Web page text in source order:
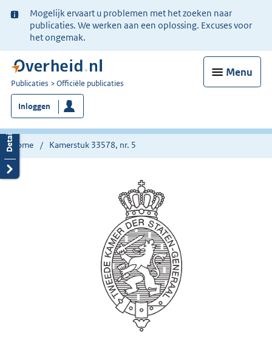
Ter
informatie:
Mogelijk ervaart u problemen met het zoeken naar
publicaties. We werken aan een oplossing. Excuses voor
het ongemak.
Menu
U
bent
nu
hier:
Publicaties Officiële publicaties
Inloggen
Home Kamerstuk 33578, nr. 5